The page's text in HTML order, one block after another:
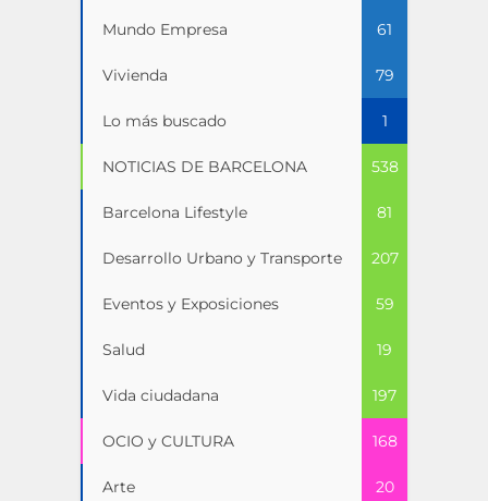
Mundo Empresa 61
Vivienda 79
Lo más buscado 1
NOTICIAS DE BARCELONA 538
Barcelona Lifestyle 81
Desarrollo Urbano y Transporte 207
Eventos y Exposiciones 59
Salud 19
Vida ciudadana 197
OCIO y CULTURA 168
Arte 20